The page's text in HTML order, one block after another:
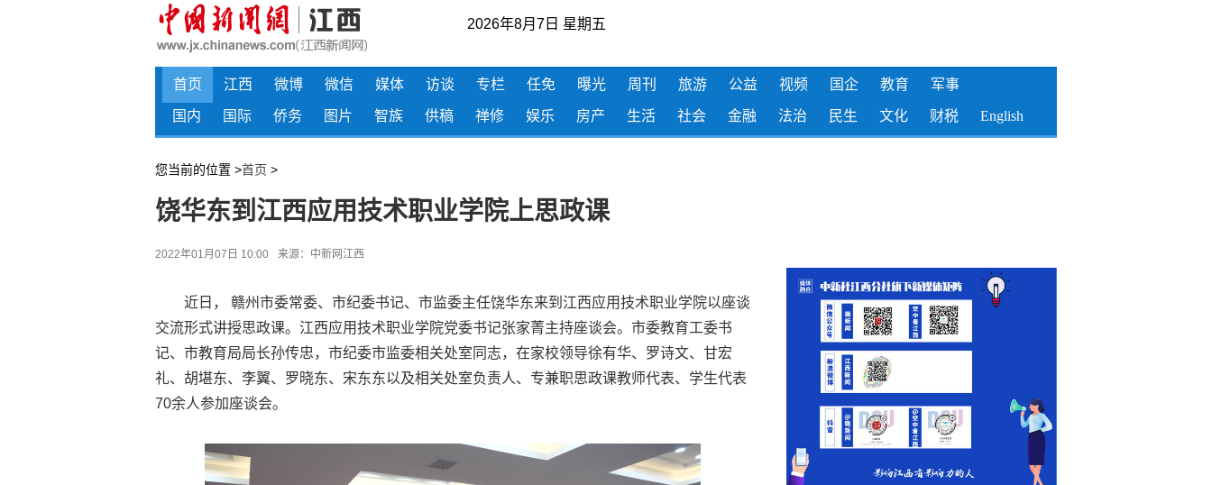
2026年8月7日 星期五
首页 江西 微博 微信 媒体 访谈 专栏 任免 曝光 周刊 旅游 公益 视频 国企 教育 军事
国内 国际 侨务 图片 智族 供稿 禅修 娱乐 房产 生活 社会 金融 法治 民生 文化 财税 English
您当前的位置 >首页 >
饶华东到江西应用技术职业学院上思政课
2022年01月07日 10:00 来源： 中新网江西
近日， 赣州市委常委、市纪委书记、市监委主任饶华东来到江西应用技术职业学院以座谈
交流形式讲授思政课。江西应用技术职业学院党委书记张家菁主持座谈会。市委教育工委书
记、市教育局局长孙传忠，市纪委市监委相关处室同志，在家校领导徐有华、罗诗文、甘宏
礼、胡堪东、李翼、罗晓东、宋东东以及相关处室负责人、专兼职思政课教师代表、学生代表
70余人参加座谈会。